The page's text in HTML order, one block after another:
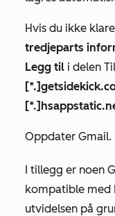
Hvis du ikke
tredjeparts
Legg til i delen
Oppdater Gmail.
I tillegg er noen
kompatible med
utvidelsen på